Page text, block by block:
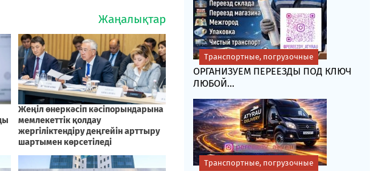
ОРГАНИЗУЕМ ПЕРЕЕЗДЫ ПОД КЛЮЧ
ЛЮБОЙ...
Транспортные, погрузочные
Транспортные, погрузочные